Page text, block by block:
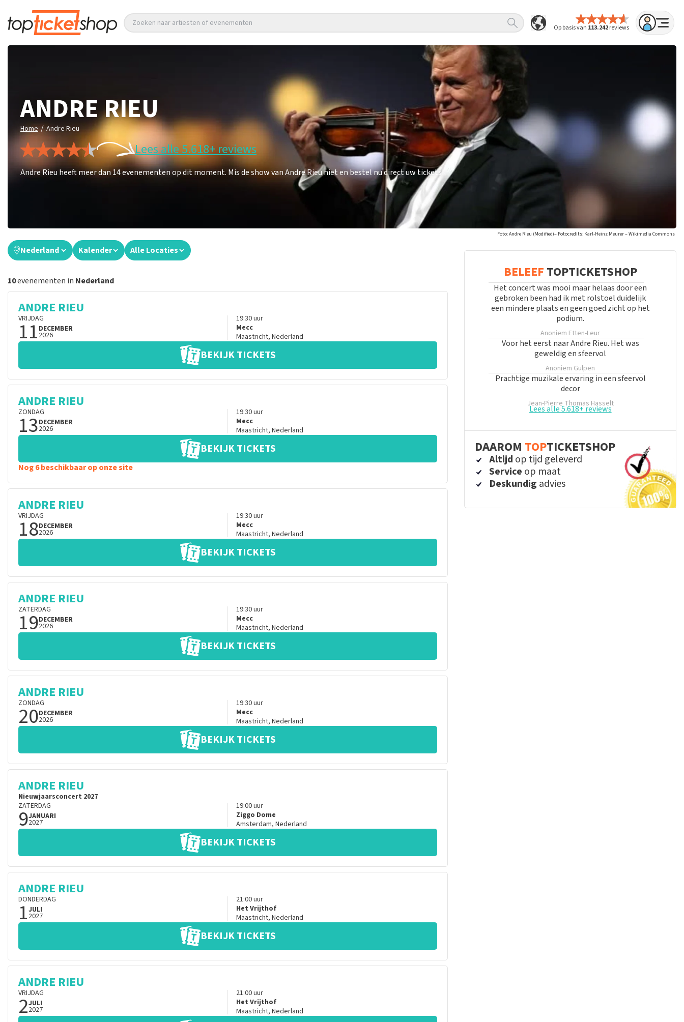
Op basis van 113.242reviews
Zoeken naar artiesten of evenementen
ANDRE RIEU
Home / Andre Rieu
Lees alle 5.618+ reviews
Andre Rieu heeft meer dan 14 evenementen op dit moment. Mis de show van Andre Rieu niet en bestel nu direct uw tickets!
Foto: Andre Rieu (Modified)– Fotocredits: Karl-Heinz Meurer – Wikimedia Commons
Nederland Kalender Alle Locaties
10evenementen in Nederland
ANDRE RIEU
VRIJDAG
11 DECEMBER
2026
19:30uur
Mecc
Maastricht, Nederland
BEKIJK TICKETS
ANDRE RIEU
ZONDAG
13DECEMBER
2026
19:30uur
Mecc
Maastricht, Nederland
BEKIJK TICKETS
Nog 6 beschikbaar op onze site
ANDRE RIEU
VRIJDAG
18DECEMBER
2026
19:30uur
Mecc
Maastricht, Nederland
BEKIJK TICKETS
ANDRE RIEU
ZATERDAG
19DECEMBER
2026
19:30uur
Mecc
Maastricht, Nederland
BEKIJK TICKETS
ANDRE RIEU
ZONDAG
20DECEMBER
2026
19:30uur
Mecc
Maastricht, Nederland
BEKIJK TICKETS
ANDRE RIEU
Nieuwjaarsconcert 2027
ZATERDAG
9JANUARI
2027
19:00uur
Ziggo Dome
Amsterdam, Nederland
BEKIJK TICKETS
ANDRE RIEU
DONDERDAG
1JULI
2027
21:00uur
Het Vrijthof
Maastricht, Nederland
BEKIJK TICKETS
ANDRE RIEU
VRIJDAG
2JULI
2027
21:00uur
Het Vrijthof
Maastricht, Nederland
BELEEF TOPTICKETSHOP
Het concert was mooi maar helaas door een
gebroken been had ik met rolstoel duidelijk
een mindere plaats en geen goed zicht op het
podium.
Anoniem Etten-Leur
Voor het eerst naar Andre Rieu. Het was
geweldig en sfeervol
Anoniem Gulpen
Prachtige muzikale ervaring in een sfeervol
decor
Jean-Pierre Thomas Hasselt
Lees alle 5.618+ reviews
DAAROM TOPTICKETSHOP
Altijd op tijd geleverd
Service op maat
Deskundig advies